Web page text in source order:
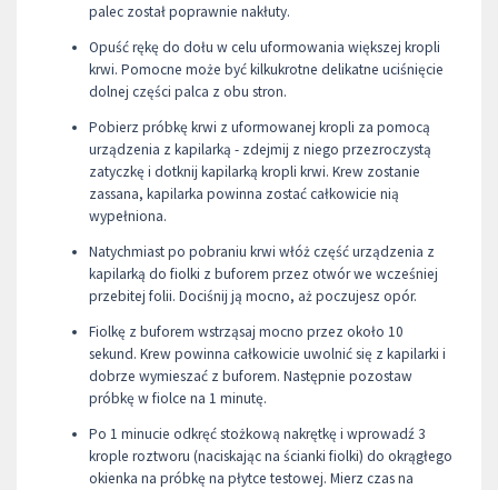
palec został poprawnie nakłuty.
Opuść rękę do dołu w celu uformowania większej kropli
krwi. Pomocne może być kilkukrotne delikatne uciśnięcie
dolnej części palca z obu stron.
Pobierz próbkę krwi z uformowanej kropli za pomocą
urządzenia z kapilarką - zdejmij z niego przezroczystą
zatyczkę i dotknij kapilarką kropli krwi. Krew zostanie
zassana, kapilarka powinna zostać całkowicie nią
wypełniona.
Natychmiast po pobraniu krwi włóż część urządzenia z
kapilarką do fiolki z buforem przez otwór we wcześniej
przebitej folii. Dociśnij ją mocno, aż poczujesz opór.
Fiolkę z buforem wstrząsaj mocno przez około 10
sekund. Krew powinna całkowicie uwolnić się z kapilarki i
dobrze wymieszać z buforem. Następnie pozostaw
próbkę w fiolce na 1 minutę.
Po 1 minucie odkręć stożkową nakrętkę i wprowadź 3
krople roztworu (naciskając na ścianki fiolki) do okrągłego
okienka na próbkę na płytce testowej. Mierz czas na